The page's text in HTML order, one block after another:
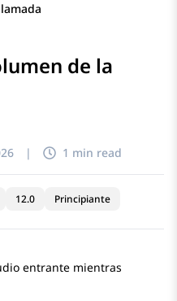
de la
de PDF
| 1 min read
12.0 Principiante
entrante mientras